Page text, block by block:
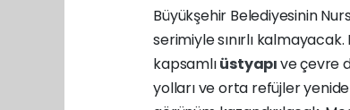
Büyükşehir Belediyesinin
serimiyle sınırlı
kapsamlıüstyapıve çevre
yolları ve orta refüjler